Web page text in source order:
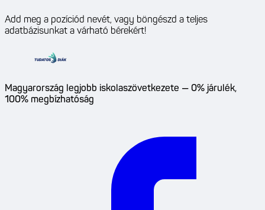
Add meg a pozíciód nevét, vagy böngészd a teljes
adatbázisunkat a várható bérekért!
Magyarország legjobb iskolaszövetkezete — 0% járulék,
100% megbízhatóság